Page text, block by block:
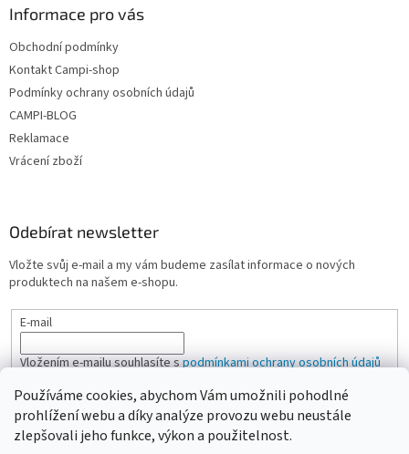
Používáme cookies, abychom Vám umožnili pohodlné
prohlížení webu a díky analýze provozu webu neustále
zlepšovali jeho funkce, výkon a použitelnost.
Informace pro vás
Obchodní podmínky
Kontakt Campi-shop
Podmínky ochrany osobních údajů
CAMPI-BLOG
Reklamace
Vrácení zboží
Odebírat newsletter
Vložte svůj e-mail a my vám budeme zasílat informace o nových
produktech na našem e-shopu.
E-mail
Vložením e-mailu souhlasíte spodmínkami ochrany osobních údajů
PŘIHLÁSIT SE